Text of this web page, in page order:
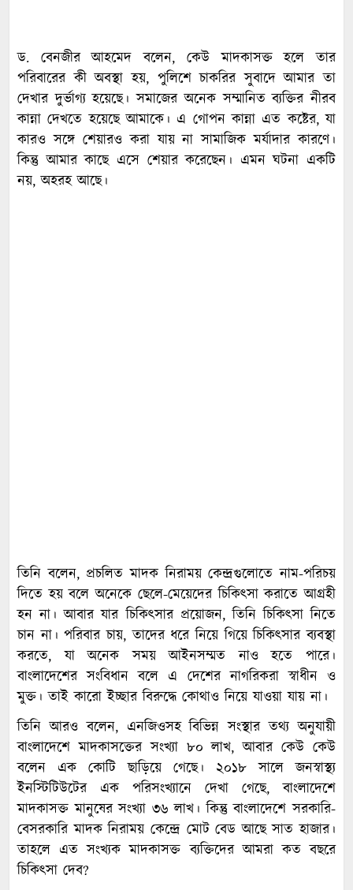
ড. বেনজীর আহমেদ বলেন, কেউ মাদকাসক্ত হলে তার
পরিবারের কী অবস্থা হয়, পুলিশে চাকরির সুবাদে আমার তা
দেখার দুর্ভাগ্য হয়েছে। সমাজের অনেক সম্মানিত ব্যক্তির নীরব
কান্না দেখতে হয়েছে আমাকে। এ গোপন কান্না এত কষ্টের, যা
কারও সঙ্গে শেয়ারও করা যায় না সামাজিক মর্যাদার কারণে।
কিন্তু আমার কাছে এসে শেয়ার করেছেন। এমন ঘটনা একটি
নয়, অহরহ আছে।
তিনি বলেন, প্রচলিত মাদক নিরাময় কেন্দ্রগুলোতে নাম-পরিচয়
দিতে হয় বলে অনেকে ছেলে-মেয়েদের চিকিৎসা করাতে আগ্রহী
হন না। আবার যার চিকিৎসার প্রয়োজন, তিনি চিকিৎসা নিতে
চান না। পরিবার চায়, তাদের ধরে নিয়ে গিয়ে চিকিৎসার ব্যবস্থা
করতে, যা অনেক সময় আইনসম্মত নাও হতে পারে।
বাংলাদেশের সংবিধান বলে এ দেশের নাগরিকরা স্বাধীন ও
মুক্ত। তাই কারো ইচ্ছার বিরুদ্ধে কোথাও নিয়ে যাওয়া যায় না।
তিনি আরও বলেন, এনজিওসহ বিভিন্ন সংস্থার তথ্য অনুযায়ী
বাংলাদেশে মাদকাসক্তের সংখ্যা ৮০ লাখ, আবার কেউ কেউ
বলেন এক কোটি ছাড়িয়ে গেছে। ২০১৮ সালে জনস্বাস্থ্য
ইনস্টিটিউটের এক পরিসংখ্যানে দেখা গেছে, বাংলাদেশে
মাদকাসক্ত মানুষের সংখ্যা ৩৬ লাখ। কিন্তু বাংলাদেশে সরকারি-
বেসরকারি মাদক নিরাময় কেন্দ্রে মোট বেড আছে সাত হাজার।
তাহলে এত সংখ্যক মাদকাসক্ত ব্যক্তিদের আমরা কত বছরে
চিকিৎসা দেব?